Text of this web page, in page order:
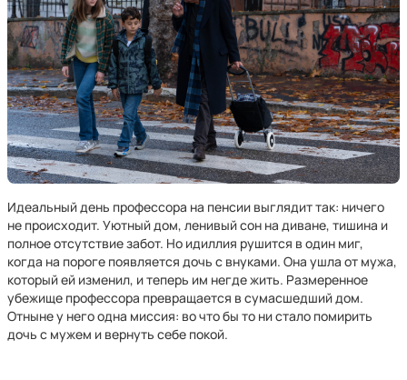
Идеальный день профессора на пенсии выглядит так: ничего
не происходит. Уютный дом, ленивый сон на диване, тишина и
полное отсутствие забот. Но идиллия рушится в один миг,
когда на пороге появляется дочь с внуками. Она ушла от мужа,
который ей изменил, и теперь им негде жить. Размеренное
убежище профессора превращается в сумасшедший дом.
Отныне у него одна миссия: во что бы то ни стало помирить
дочь с мужем и вернуть себе покой.